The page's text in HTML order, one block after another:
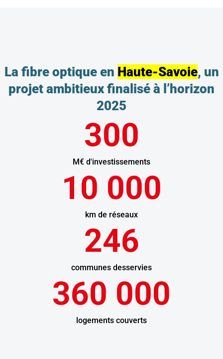
La fibre optique en Haute-Savoie, un
projet ambitieux finalisé à l’horizon
2025
M€ d'investissements
300
km de réseaux
10 000
communes desservies
246
logements couverts
360 000